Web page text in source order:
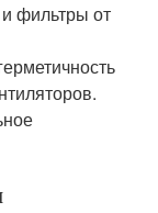
фильтры от